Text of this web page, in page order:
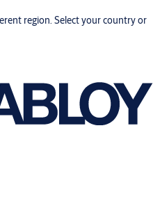
region. Select your country or